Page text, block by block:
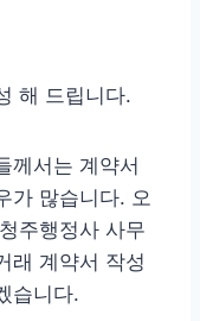
해 드립니다.
께서는 계약서
가 많습니다. 오
주행정사 사무
래 계약서 작성
습니다.